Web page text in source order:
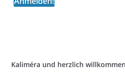
Kaliméra und herzlich